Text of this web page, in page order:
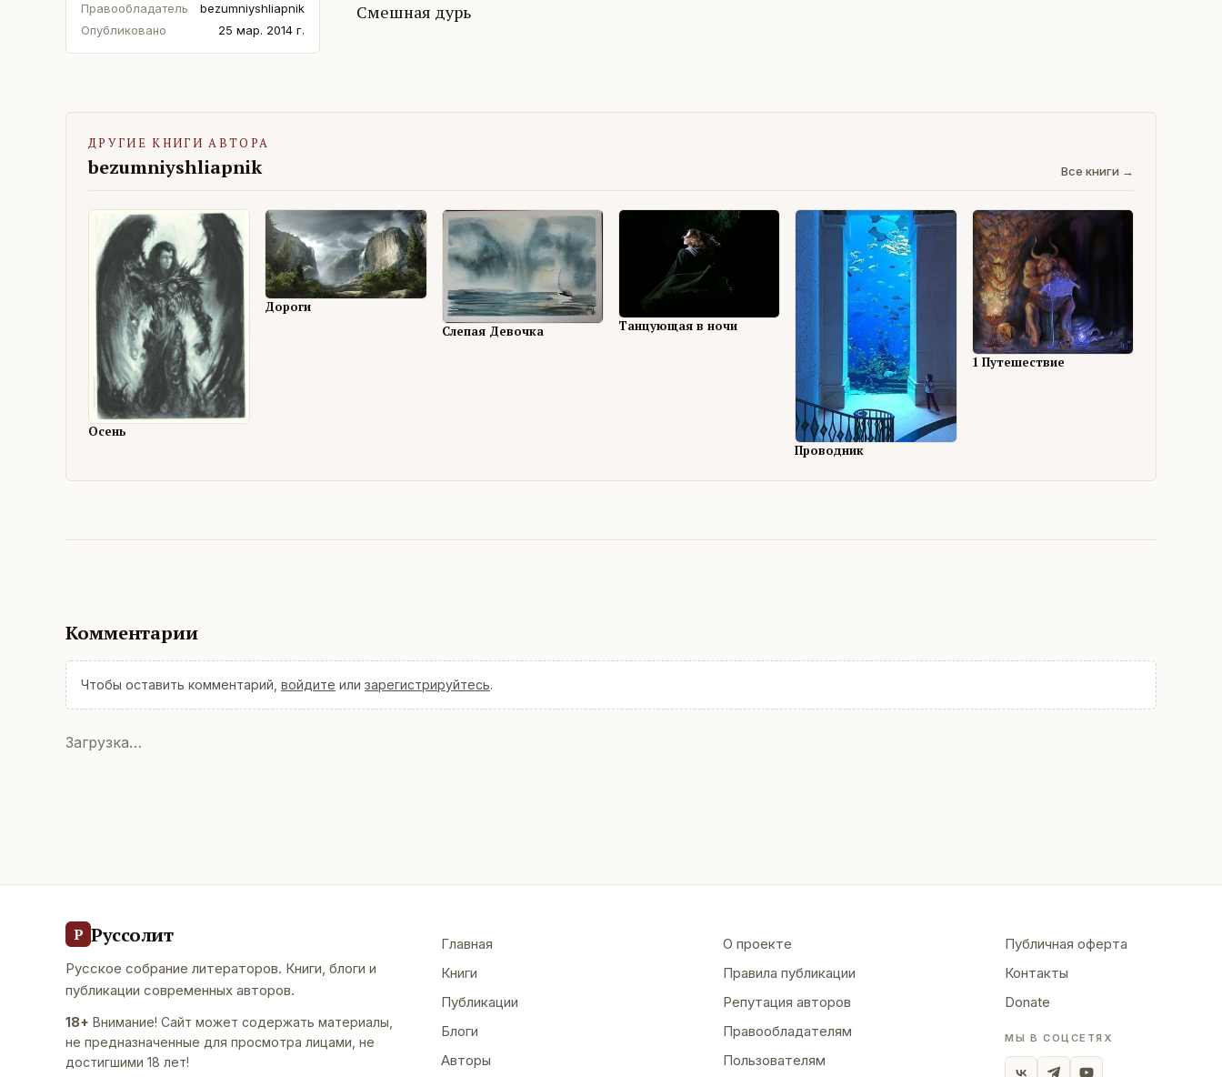
Правообладатель
bezumniyshliapnik
Опубликовано
25 мар. 2014 г.
Смешная дурь
ДРУГИЕ КНИГИ АВТОРА
bezumniyshliapnik Все книги →
Осень
Дороги
Слепая Девочка
Танцующая в ночи
Проводник
1 Путешествие
Комментарии
Чтобы оставить комментарий, войдите или зарегистрируйтесь.
Загрузка…
Р Руссолит
Русское собрание литераторов. Книги, блоги и
публикации современных авторов.
18+ Внимание! Сайт может содержать материалы,
не предназначенные для просмотра лицами, не
достигшими 18 лет!
Главная
Книги
Публикации
Блоги
Авторы
О проекте
Правила публикации
Репутация авторов
Правообладателям
Пользователям
Публичная оферта
Контакты
Donate
МЫ В СОЦСЕТЯХ